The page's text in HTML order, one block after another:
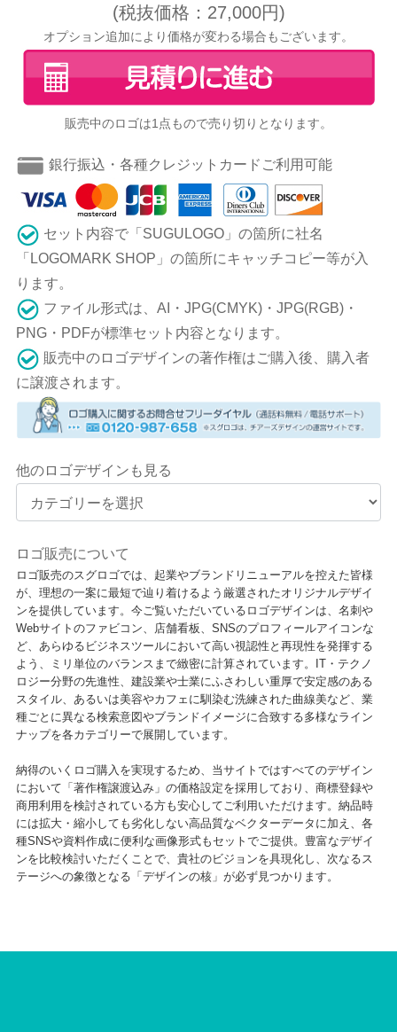
(税抜価格：27,000円)
オプション追加により価格が変わる場合もございます。
販売中のロゴは1点もので売り切りとなります。
銀行振込・各種クレジットカードご利用可能
セット内容で「SUGULOGO」の箇所に社名
「LOGOMARK SHOP」の箇所にキャッチコピー等が入
ります。
ファイル形式は、AI・JPG(CMYK)・JPG(RGB)・
PNG・PDFが標準セット内容となります。
販売中のロゴデザインの著作権はご購入後、購入者
に譲渡されます。
他のロゴデザインも見る
ロゴ販売について
ロゴ販売のスグロゴでは、起業やブランドリニューアルを控えた皆様
が、理想の一案に最短で辿り着けるよう厳選されたオリジナルデザイ
ンを提供しています。今ご覧いただいているロゴデザインは、名刺や
Webサイトのファビコン、店舗看板、SNSのプロフィールアイコンな
ど、あらゆるビジネスツールにおいて高い視認性と再現性を発揮する
よう、ミリ単位のバランスまで緻密に計算されています。IT・テクノ
ロジー分野の先進性、建設業や士業にふさわしい重厚で安定感のある
スタイル、あるいは美容やカフェに馴染む洗練された曲線美など、業
種ごとに異なる検索意図やブランドイメージに合致する多様なライン
ナップを各カテゴリーで展開しています。
納得のいくロゴ購入を実現するため、当サイトではすべてのデザイン
において「著作権譲渡込み」の価格設定を採用しており、商標登録や
商用利用を検討されている方も安心してご利用いただけます。納品時
には拡大・縮小しても劣化しない高品質なベクターデータに加え、各
種SNSや資料作成に便利な画像形式もセットでご提供。豊富なデザイ
ンを比較検討いただくことで、貴社のビジョンを具現化し、次なるス
テージへの象徴となる「デザインの核」が必ず見つかります。